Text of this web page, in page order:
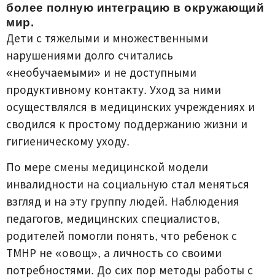
более полную интеграцию в окружающий
мир.
Дети с тяжелыми и множественными
нарушениями долго считались
«необучаемыми» и не доступными
продуктивному контакту. Уход за ними
осуществлялся в медицинских учреждениях и
сводился к простому поддержанию жизни и
гигиеническому уходу.
По мере смены медицинской модели
инвалидности на социальную стал меняться
взгляд и на эту группу людей. Наблюдения
педагогов, медицинских специалистов,
родителей помогли понять, что ребенок с
ТМНР не «овощ», а личность со своими
потребностями. До сих пор методы работы с